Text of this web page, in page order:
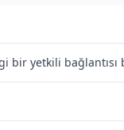
bir yetkili bağlantısı